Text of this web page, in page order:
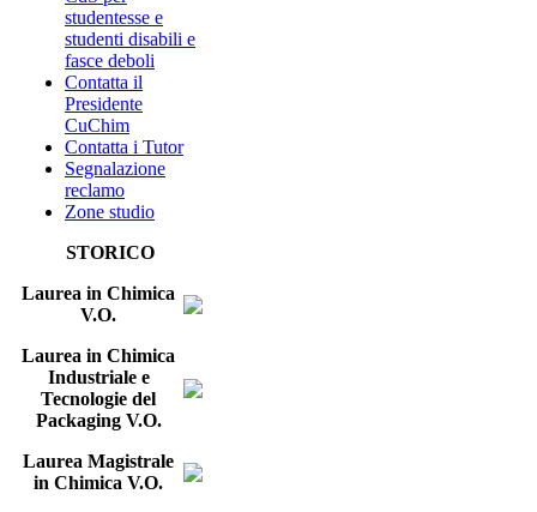
studentesse e
studenti disabili e
fasce deboli
Contatta il
Presidente
CuChim
Contatta i Tutor
Segnalazione
reclamo
Zone studio
STORICO
Laurea in Chimica
V.O.
Laurea in Chimica
Industriale e
Tecnologie del
Packaging V.O.
Laurea Magistrale
in Chimica V.O.